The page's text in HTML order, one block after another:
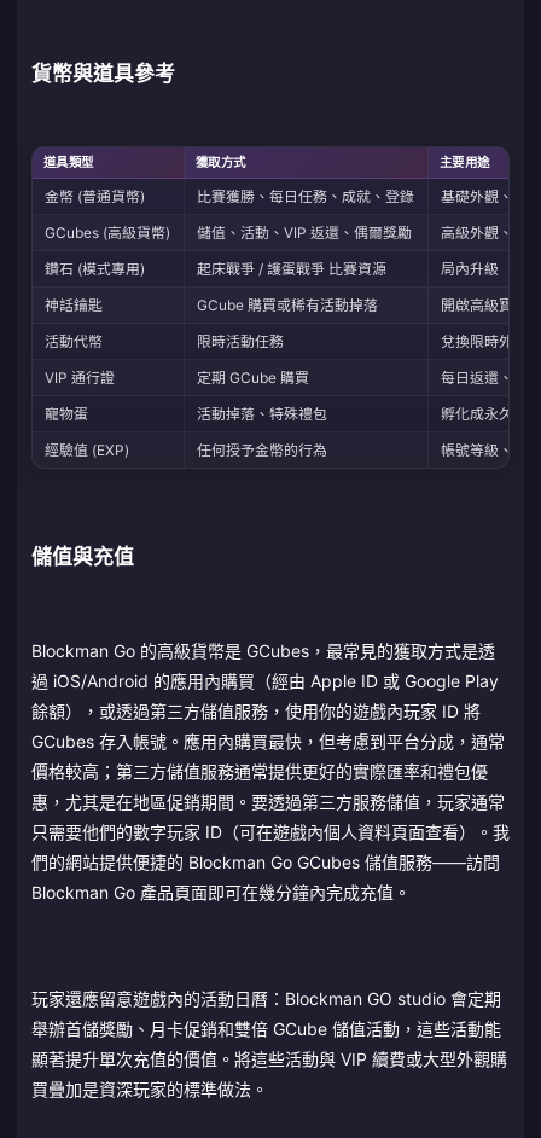
貨幣與道具參考
道具類型 獲取方式 主要用途
金幣 (普通貨幣) 比賽獲勝、每日任務、成就、登錄
基礎外觀、模
GCubes (高級貨幣)
儲值、活動、VIP 返還、偶爾獎勵
高級外觀、
鑽石 (模式專用)
起床戰爭 / 護蛋戰爭 比賽資源
局內升級（僅
神話鑰匙
GCube 購買或稀有活動掉落
開啟高級寶箱
活動代幣
限時活動任務
兌換限時外觀
VIP 通行證
定期 GCube 購買
每日返還、加
寵物蛋
活動掉落、特殊禮包
孵化成永久外
經驗值 (EXP)
任何授予金幣的行為 帳號等級、解
儲值與充值
Blockman Go 的高級貨幣是 GCubes，最常見的獲取方式是透
過 iOS/Android 的應用內購買（經由 Apple ID 或 Google Play
餘額），或透過第三方儲值服務，使用你的遊戲內玩家 ID 將
GCubes 存入帳號。應用內購買最快，但考慮到平台分成，通常
價格較高；第三方儲值服務通常提供更好的實際匯率和禮包優
惠，尤其是在地區促銷期間。要透過第三方服務儲值，玩家通常
只需要他們的數字玩家 ID（可在遊戲內個人資料頁面查看）。我
們的網站提供便捷的 Blockman Go GCubes 儲值服務——訪問
Blockman Go 產品頁面即可在幾分鐘內完成充值。
玩家還應留意遊戲內的活動日曆：Blockman GO studio 會定期
舉辦首儲獎勵、月卡促銷和雙倍 GCube 儲值活動，這些活動能
顯著提升單次充值的價值。將這些活動與 VIP 續費或大型外觀購
買疊加是資深玩家的標準做法。